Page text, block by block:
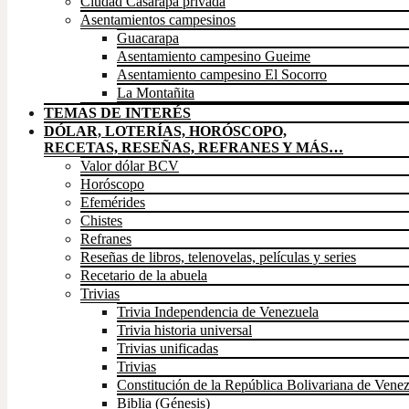
Asentamientos campesinos
Guacarapa
Asentamiento campesino Gueime
Asentamiento campesino El Socorro
La Montañita
TEMAS DE INTERÉS
DÓLAR, LOTERÍAS, HORÓSCOPO,
RECETAS, RESEÑAS, REFRANES Y MÁS…
Valor dólar BCV
Horóscopo
Efemérides
Chistes
Refranes
Reseñas de libros, telenovelas, películas y series
Recetario de la abuela
Trivias
Trivia Independencia de Venezuela
Trivia historia universal
Trivias unificadas
Trivias
Constitución de la República Bolivariana de
Biblia (Génesis)